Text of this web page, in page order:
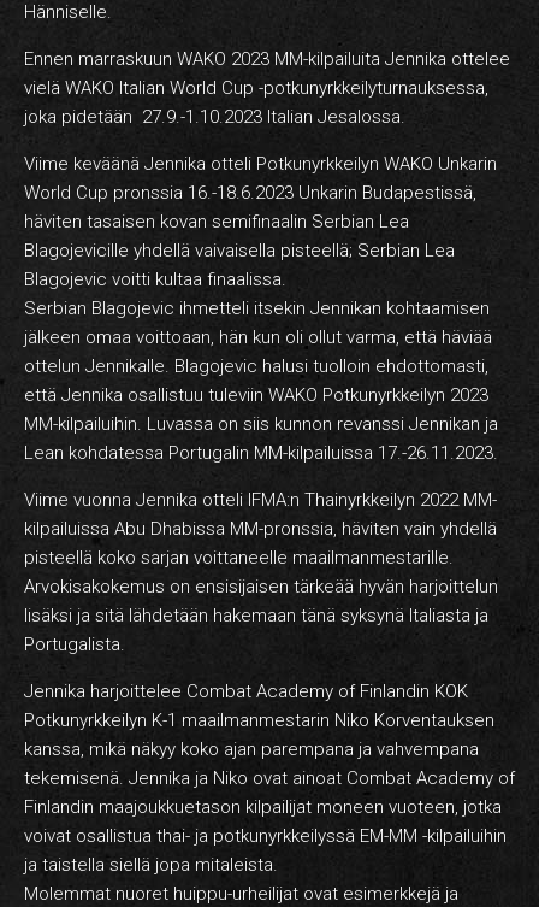
Hänniselle.
Ennen marraskuun WAKO 2023 MM-kilpailuita Jennika ottelee
vielä WAKO Italian World Cup -potkunyrkkeilyturnauksessa,
joka pidetään 27.9.-1.10.2023 Italian Jesalossa.
Viime keväänä Jennika otteli Potkunyrkkeilyn WAKO Unkarin
World Cup pronssia 16.-18.6.2023 Unkarin Budapestissä,
häviten tasaisen kovan semifinaalin Serbian Lea
Blagojevicille yhdellä vaivaisella pisteellä; Serbian Lea
Blagojevic voitti kultaa finaalissa.
Serbian Blagojevic ihmetteli itsekin Jennikan kohtaamisen
jälkeen omaa voittoaan, hän kun oli ollut varma, että häviää
ottelun Jennikalle. Blagojevic halusi tuolloin ehdottomasti,
että Jennika osallistuu tuleviin WAKO Potkunyrkkeilyn 2023
MM-kilpailuihin. Luvassa on siis kunnon revanssi Jennikan ja
Lean kohdatessa Portugalin MM-kilpailuissa 17.-26.11.2023.
Viime vuonna Jennika otteli IFMA:n Thainyrkkeilyn 2022 MM-
kilpailuissa Abu Dhabissa MM-pronssia, häviten vain yhdellä
pisteellä koko sarjan voittaneelle maailmanmestarille.
Arvokisakokemus on ensisijaisen tärkeää hyvän harjoittelun
lisäksi ja sitä lähdetään hakemaan tänä syksynä Italiasta ja
Portugalista.
Jennika harjoittelee Combat Academy of Finlandin KOK
Potkunyrkkeilyn K-1 maailmanmestarin Niko Korventauksen
kanssa, mikä näkyy koko ajan parempana ja vahvempana
tekemisenä. Jennika ja Niko ovat ainoat Combat Academy of
Finlandin maajoukkuetason kilpailijat moneen vuoteen, jotka
voivat osallistua thai- ja potkunyrkkeilyssä EM-MM -kilpailuihin
ja taistella siellä jopa mitaleista.
Molemmat nuoret huippu-urheilijat ovat esimerkkejä ja